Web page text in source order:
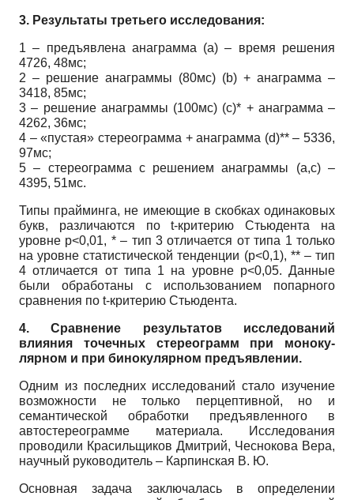
3. Результаты третьего исследования:
1 – предъявлена анаграмма (а) – время решения
4726, 48мс;
2 – решение анаграммы (80мс) (b) + анаграмма –
3418, 85мс;
3 – решение анаграммы (100мс) (c)* + анаграмма –
4262, 36мс;
4 – «пустая» стереограмма + анаграмма (d)** – 5336,
97мс;
5 – стереограмма с решением анаграммы (a,c) –
4395, 51мс.
Типы прайминга, не имеющие в скобках одинаковых
букв, различаются по t-критерию Стьюдента на
уровне p<0,01, * – тип 3 отличается от типа 1 только
на уровне статистиче­ской тенденции (p<0,1), ** – тип
4 отличается от типа 1 на уровне p<0,05. Данные
были обработаны с использованием попарного
сравнения по t-критерию Стьюдента.
4. Сравнение результатов исследований
влияния точечных стереограмм при моноку­
лярном и при бинокулярном предъявлении.
Одним из последних исследований стало изучение
возможности не только перцеп­тивной, но и
семантической обработки предъявленного в
автостереограмме материала. Исследования
проводили Красильщиков Дмитрий, Чеснокова Вера,
научный руководи­тель – Карпинская В. Ю.
Основная задача заключалась в определении